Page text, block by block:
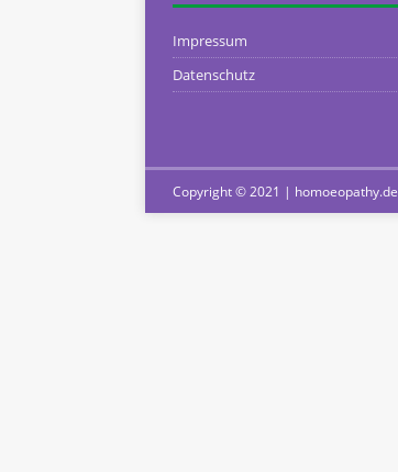
Impressum
Datenschutz
Copyright © 2021 | homoeopathy.de